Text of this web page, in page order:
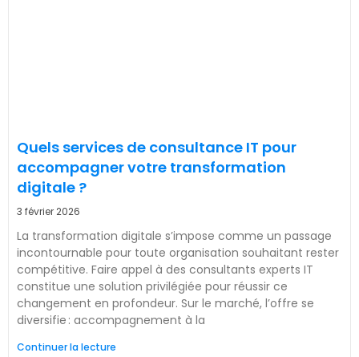
Quels services de consultance IT pour
accompagner votre transformation
digitale ?
3 février 2026
La transformation digitale s’impose comme un passage
incontournable pour toute organisation souhaitant rester
compétitive. Faire appel à des consultants experts IT
constitue une solution privilégiée pour réussir ce
changement en profondeur. Sur le marché, l’offre se
diversifie : accompagnement à la
Continuer la lecture